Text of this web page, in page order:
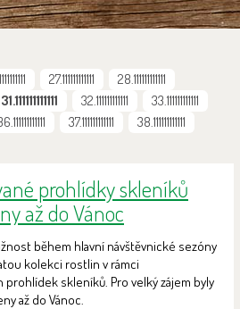
27.111111111111
28.111111111111
31.111111111111 32.111111111111
33.111111111111
37.111111111111
38.111111111111
prohlídky skleníků
až do Vánoc
během hlavní návštěvnické sezóny
kolekci rostlin v rámci
prohlídek skleníků. Pro velký zájem byly
až do Vánoc.